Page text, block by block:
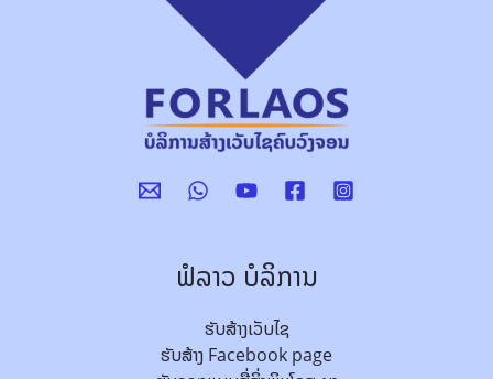
ຟໍລາວ ບໍລິການ
ຮັບສ້າງເວັບໄຊ
ຮັບສ້າງ Facebook page